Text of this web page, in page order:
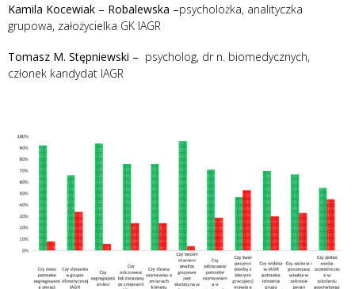
Kamila Kocewiak – Robalewska –psycholożka, analityczka
grupowa, założycielka GK IAGR
Tomasz M. Stępniewski – psycholog, dr n. biomedycznych,
członek kandydat IAGR